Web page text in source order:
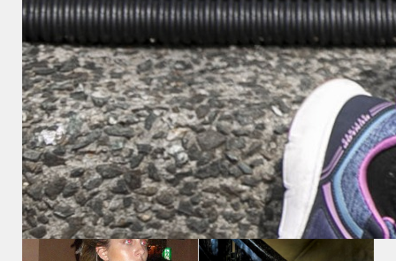
関連記事
”デコレーションアート世
界”㉑
ＧＯ＆ＧＯです★★★